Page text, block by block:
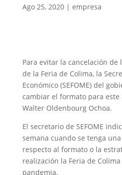
Ago 25, 2020| empresa
Para evitar la cancelación de
de la Feria de Colima, la
Económico (SEFOME) del
cambiar el formato para este
Walter Oldenbourg Ochoa.
El secretario de SEFOME
semana cuando se tenga
respecto al formato o la
realización la Feria de
pandemia.